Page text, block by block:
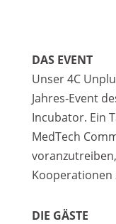
DAS EVENT
Unser 4C
Jahres‑Event
Incubator. Ein
MedTech
Kooperationen
DIE GÄSTE